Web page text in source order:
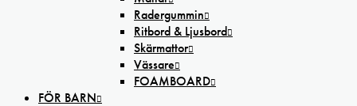
Radergummin
Ritbord & Ljusbord
Skärmattor
Vässare
FOAMBOARD
FÖR BARN